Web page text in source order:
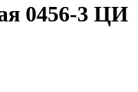
0456-3 ЦИ